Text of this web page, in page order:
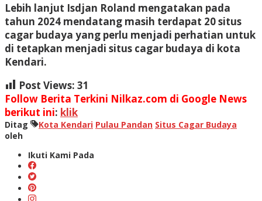
Lebih lanjut Isdjan Roland mengatakan pada
tahun 2024 mendatang masih terdapat 20 situs
cagar budaya yang perlu menjadi perhatian untuk
di tetapkan menjadi situs cagar budaya di kota
Kendari.
Post Views: 31
Follow Berita Terkini Nilkaz.com di Google News
berikut ini: klik
Ditag Kota Kendari Pulau Pandan Situs Cagar Budaya
oleh
Ikuti Kami Pada